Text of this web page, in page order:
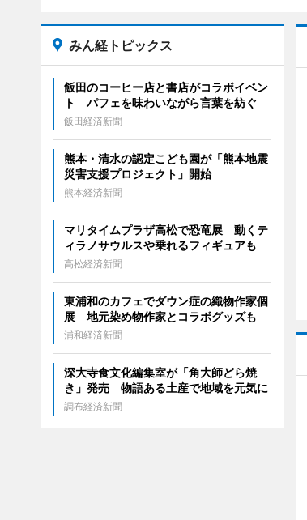
みん経トピックス
飯田のコーヒー店と書店がコラボイベン
ト パフェを味わいながら言葉を紡ぐ
飯田経済新聞
熊本・清水の認定こども園が「熊本地震
災害支援プロジェクト」開始
熊本経済新聞
マリタイムプラザ高松で恐竜展 動くテ
ィラノサウルスや乗れるフィギュアも
高松経済新聞
東浦和のカフェでダウン症の織物作家個
展 地元染め物作家とコラボグッズも
浦和経済新聞
深大寺食文化編集室が「角大師どら焼
き」発売 物語ある土産で地域を元気に
調布経済新聞